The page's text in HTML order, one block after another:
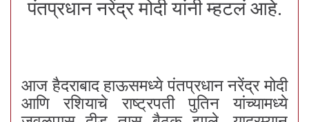
पंतप्रधान नरेंद्र मोदी यांनी म्हटलं आहे.
आज हैदराबाद हाऊसमध्ये पंतप्रधान नरेंद्र मोदी
आणि रशियाचे राष्ट्रपती पुतिन यांच्यामध्ये